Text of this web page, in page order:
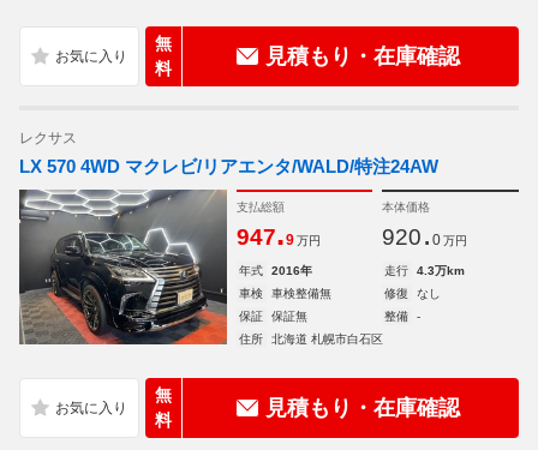
無
料
見積もり・在庫確認
レクサス
LX 570 4WD マクレビ/リアエンタ/WALD/特注24AW
支払総額
947.9 万円
本体価格
920. 0 万円
年式 2016年 走行
4.3万km
車検
車検整備無 修復
なし
保証
保証無 整備
-
住所
北海道 札幌市白石区
無
料
見積もり・在庫確認